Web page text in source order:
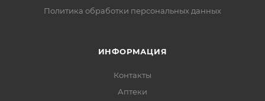
Политика обработки персональных данных
ИНФОРМАЦИЯ
Контакты
Аптеки